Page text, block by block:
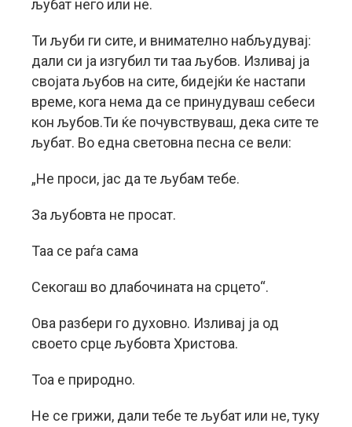
љубат него или не.
Ти љуби ги сите, и внимателно набљудувај:
дали си ја изгубил ти таа љубов. Изливај ја
својата љубов на сите, бидејќи ќе настапи
време, кога нема да се принудуваш себеси
кон љубов.Ти ќе почувствуваш, дека сите те
љубат. Во една световна песна се вели:
„Не проси, јас да те љубам тебе.
За љубовта не просат.
Таа се раѓа сама
Секогаш во длабочината на срцето“.
Ова разбери го духовно. Изливај ја од
своето срце љубовта Христова.
Тоа е природно.
Не се грижи, дали тебе те љубат или не, туку